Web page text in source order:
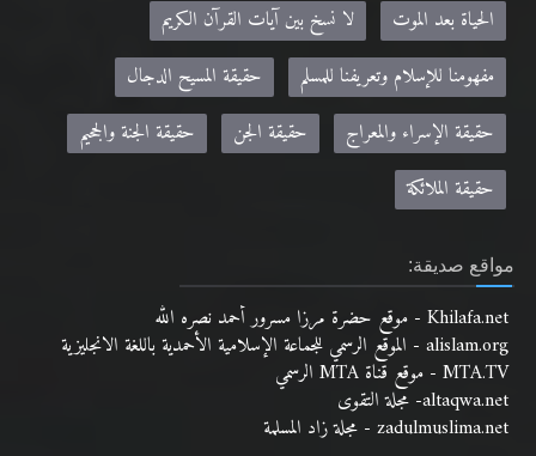
الحياة بعد الموت
لا نسخ بين آيات القرآن الكريم
مفهومنا للإسلام وتعريفنا للمسلم
حقيقة المسيح الدجال
حقيقة الإسراء والمعراج
حقيقة الجن
حقيقة الجنة والجحيم
حقيقة الملائكة
مواقع صديقة:
Khilafa.net - موقع حضرة مرزا مسرور أحمد نصره الله
alislam.org - الموقع الرسمي للجماعة الإسلامية الأحمدية باللغة الانجليزية
MTA.TV - موقع قناة MTA الرسمي
altaqwa.net- مجلة التقوى
zadulmuslima.net - مجلة زاد المسلمة